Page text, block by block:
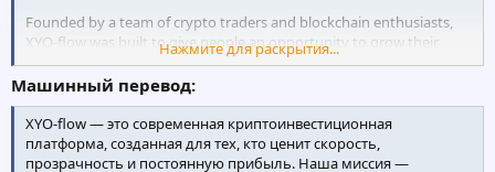
Founded by a team of crypto traders and blockchain enthusiasts,
XYO-flow was built to give people an opportunity to grow their
capital through carefully calculated strategies. We focus on short-
and mid-term investment cycles, ensuring daily or hourly
profitability, depending on the plan you choose.
Нажмите для раскрытия...
Машинный перевод:
XYO-flow — это современная криптоинвестиционная
платформа, созданная для тех, кто ценит скорость,
прозрачность и постоянную прибыль. Наша миссия —